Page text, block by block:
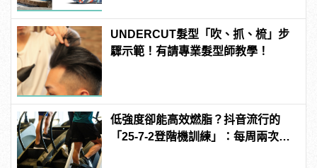
UNDERCUT髮型「吹、抓、梳」步
驟示範！有請專業髮型師教學！
低強度卻能高效燃脂？抖音流行的
「25-7-2登階機訓練」：每周兩次即